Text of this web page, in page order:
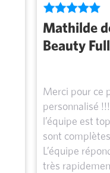
Mathilde
Beauty
Merci pour ce
personnalisé
l’équipe est
sont
L’équipe
très